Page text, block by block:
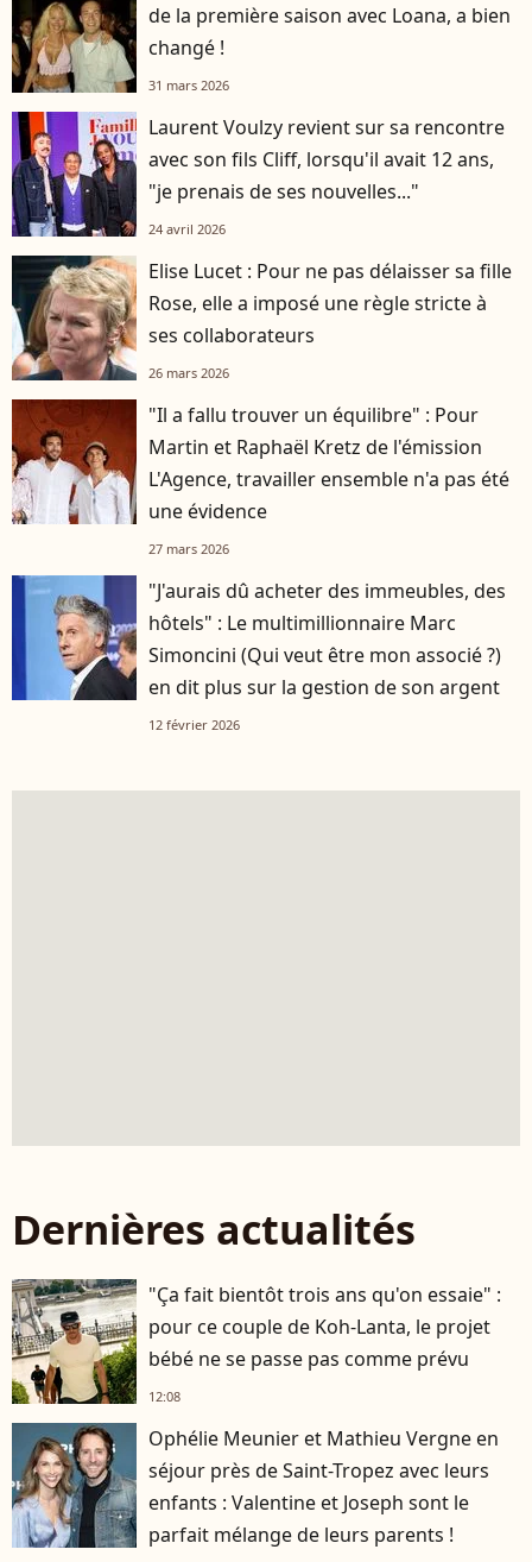
de la première saison avec Loana, a bien
changé !
31 mars 2026
Laurent Voulzy revient sur sa rencontre
avec son fils Cliff, lorsqu'il avait 12 ans,
"je prenais de ses nouvelles..."
24 avril 2026
Elise Lucet : Pour ne pas délaisser sa fille
Rose, elle a imposé une règle stricte à
ses collaborateurs
26 mars 2026
"Il a fallu trouver un équilibre" : Pour
Martin et Raphaël Kretz de l'émission
L'Agence, travailler ensemble n'a pas été
une évidence
27 mars 2026
"J'aurais dû acheter des immeubles, des
hôtels" : Le multimillionnaire Marc
Simoncini (Qui veut être mon associé ?)
en dit plus sur la gestion de son argent
12 février 2026
Dernières actualités
"Ça fait bientôt trois ans qu'on essaie" :
pour ce couple de Koh-Lanta, le projet
bébé ne se passe pas comme prévu
12:08
Ophélie Meunier et Mathieu Vergne en
séjour près de Saint-Tropez avec leurs
enfants : Valentine et Joseph sont le
parfait mélange de leurs parents !